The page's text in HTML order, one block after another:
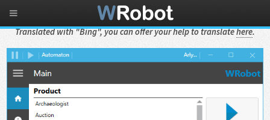
Translated with "Bing", you can offer your help to translatehere.